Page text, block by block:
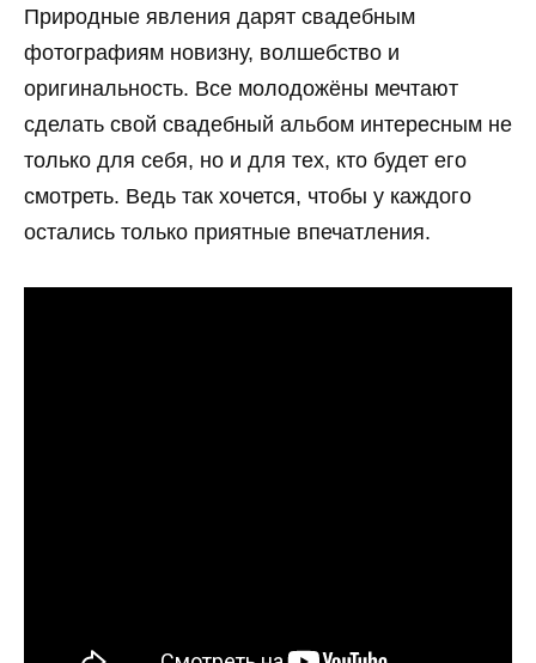
Природные явления дарят свадебным
фотографиям новизну, волшебство и
оригинальность. Все молодожёны мечтают
сделать свой свадебный альбом интересным не
только для себя, но и для тех, кто будет его
смотреть. Ведь так хочется, чтобы у каждого
остались только приятные впечатления.